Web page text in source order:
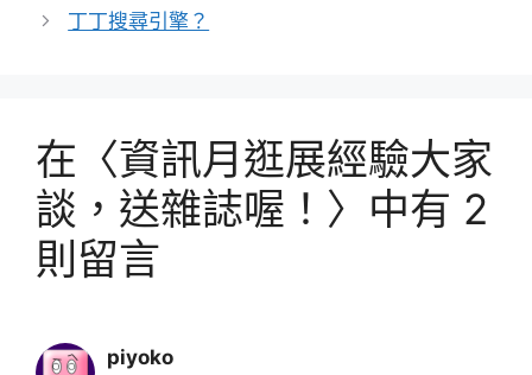
丁丁搜尋引擎？
在〈資訊月逛展經驗大家
談，送雜誌喔！〉中有 2
則留言
piyoko